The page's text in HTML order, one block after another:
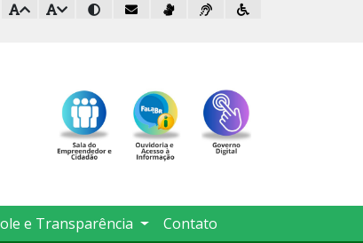
e Transparência Contato